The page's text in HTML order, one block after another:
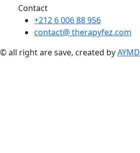
Contact
+212 6 006 88 956
contact@ therapyfez.com
© all right are save, created byAYMD